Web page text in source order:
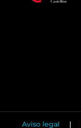
Aviso legal |